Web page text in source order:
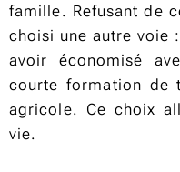
famille. Refusant de
choisi une autre voie
avoir économisé
courte formation de
agricole. Ce choix
vie.